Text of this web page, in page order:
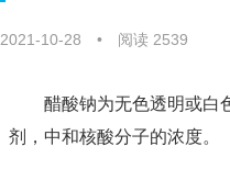
2021-10-28 • 阅读 2539
醋酸钠为无色透明或白
剂，中和核酸分子的浓度。